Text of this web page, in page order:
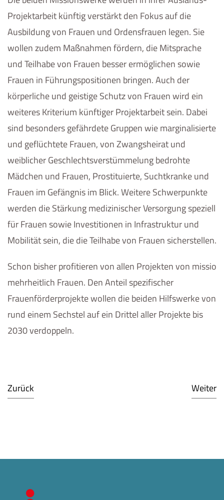
Projektarbeit künftig verstärkt den Fokus auf die
Ausbildung von Frauen und Ordensfrauen legen. Sie
wollen zudem Maßnahmen fördern, die Mitsprache
und Teilhabe von Frauen besser ermöglichen sowie
Frauen in Führungspositionen bringen. Auch der
körperliche und geistige Schutz von Frauen wird ein
weiteres Kriterium künftiger Projektarbeit sein. Dabei
sind besonders gefährdete Gruppen wie marginalisierte
und geflüchtete Frauen, von Zwangsheirat und
weiblicher Geschlechtsverstümmelung bedrohte
Mädchen und Frauen, Prostituierte, Suchtkranke und
Frauen im Gefängnis im Blick. Weitere Schwerpunkte
werden die Stärkung medizinischer Versorgung speziell
für Frauen sowie Investitionen in Infrastruktur und
Mobilität sein, die die Teilhabe von Frauen sicherstellen.
Schon bisher profitieren von allen Projekten von missio
mehrheitlich Frauen. Den Anteil spezifischer
Frauenförderprojekte wollen die beiden Hilfswerke von
rund einem Sechstel auf ein Drittel aller Projekte bis
2030 verdoppeln.
Zurück Weiter